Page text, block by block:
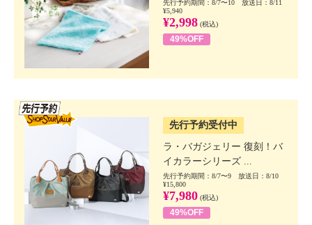
先行予約期間：8/7〜10 放送日：8/11
¥5,940
¥2,998 (税込)
49%OFF
先行予約受付中
ラ・バガジェリー 復刻！バ
イカラーシリーズ ...
先行予約期間：8/7〜9 放送日：8/10
¥15,800
¥7,980 (税込)
49%OFF